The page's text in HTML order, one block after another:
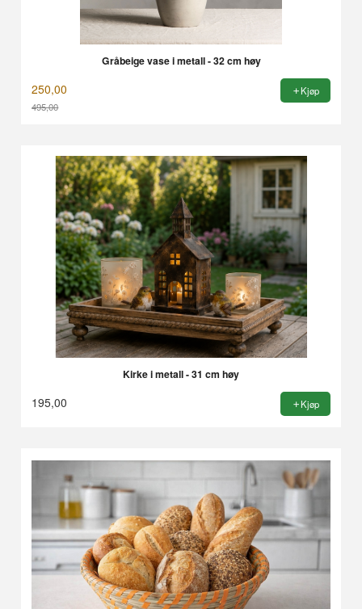
Gråbeige vase i metall - 32 cm høy
250,00
495,00
Kjøp
Kirke i metall - 31 cm høy
195,00 Kjøp